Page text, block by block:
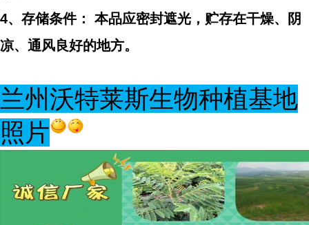
4、存储条件： 本品应密封遮光，贮存在干燥、阴
凉、通风良好的地方。
兰州沃特莱斯生物种植基地
照片